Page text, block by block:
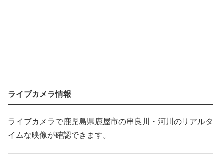
ライブカメラ情報
ライブカメラで鹿児島県鹿屋市の串良川・河川のリアルタ
イムな映像が確認できます。